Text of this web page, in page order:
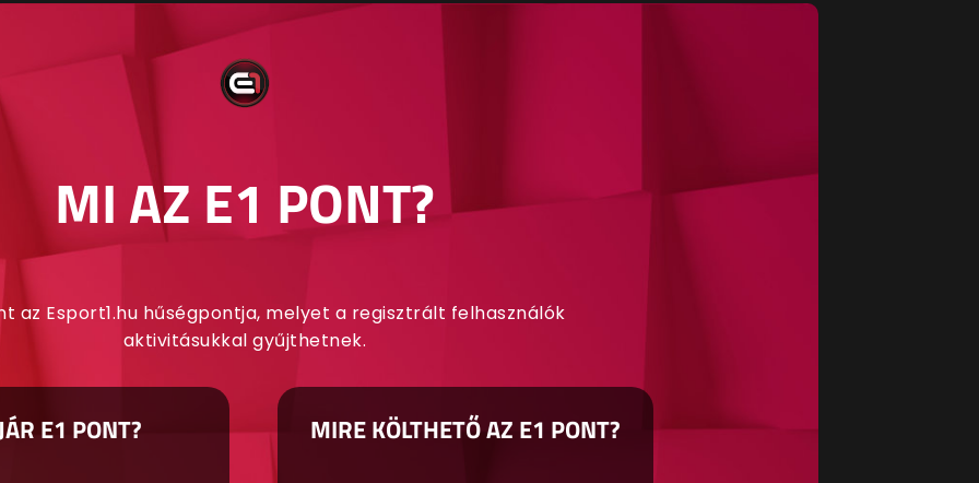
MI AZ E1 PONT?
az Esport1.hu hűségpontja, melyet a regisztrált felhasználók
aktivitásukkal gyűjthetnek.
E1 PONT? MIRE KÖLTHETŐ AZ E1 PONT?